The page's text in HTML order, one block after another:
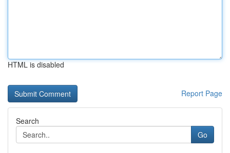
HTML is disabled
Report Page
Search
Go